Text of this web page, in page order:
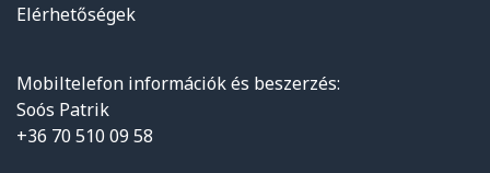
Elérhetőségek
Mobiltelefon információk és beszerzés:
Soós Patrik
+36 70 510 09 58